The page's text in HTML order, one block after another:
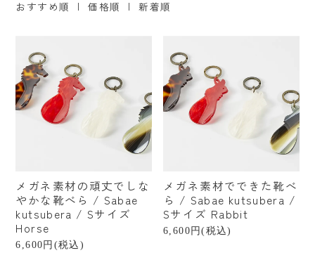
店舗情報
カテゴリーから探す
すべての商品
ファッション小物
ベビー・キッズ
おすすめ順 |価格順 |新着順
メガネ素材の頑丈でしな
やかな靴べら / Sabae
kutsubera / Sサイズ
Horse
6,600円(税込)
メガネ素材でできた靴べ
ら / Sabae kutsubera /
Sサイズ Rabbit
6,600円(税込)